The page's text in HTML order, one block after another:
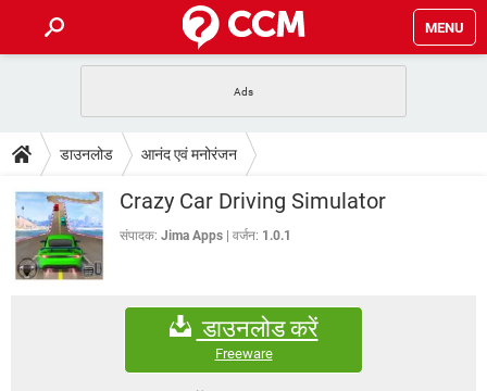
MENU
फोन पर अकाउंट बैलेंस चेक
WhatsApp Hack हो गया? Lucky Patcher यूज करें
टेक-स्पेशल
2020 के फ्री एंटीवायरस
बेस्ट फ्री ऑनलाइन गेम्स
डाउनलोड
Vidmate PUBG Mobile
WhatsRemoved+
FORUM
कंप्यूटर बस
डाउनलोड आनंद एवं मनोरंजन
Crazy Car Driving Simulator
संपादक: Jima Apps वर्जन: 1.0.1
डाउनलोड करें
Freeware